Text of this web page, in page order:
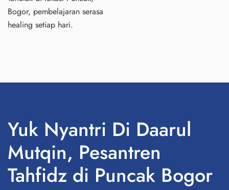
Bogor, pembelajaran serasa
healing setiap hari.
Yuk Nyantri Di Daarul
Mutqin, Pesantren
Tahfidz di Puncak Bogor